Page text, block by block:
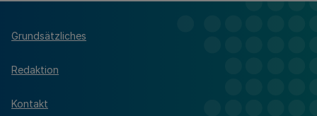
Grundsätzliches
Redaktion
Kontakt